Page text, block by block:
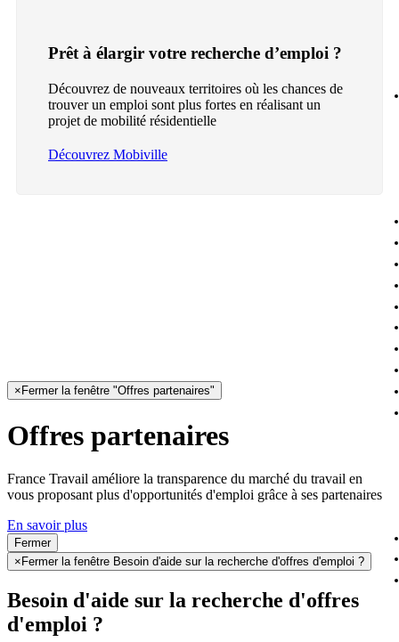
Prêt à élargir votre recherche d’emploi ?
Découvrez de nouveaux territoires où les chances de
trouver un emploi sont plus fortes en réalisant un
projet de mobilité résidentielle
Découvrez Mobiville
× Fermer la fenêtre "Offres partenaires"
Offres partenaires
France Travail améliore la transparence du marché du travail en
vous proposant plus d'opportunités d'emploi grâce à ses partenaires
En savoir plus
Fermer
× Fermer la fenêtre Besoin d'aide sur la recherche d'offres d'emploi ?
Besoin d'aide sur la recherche d'offres
d'emploi ?